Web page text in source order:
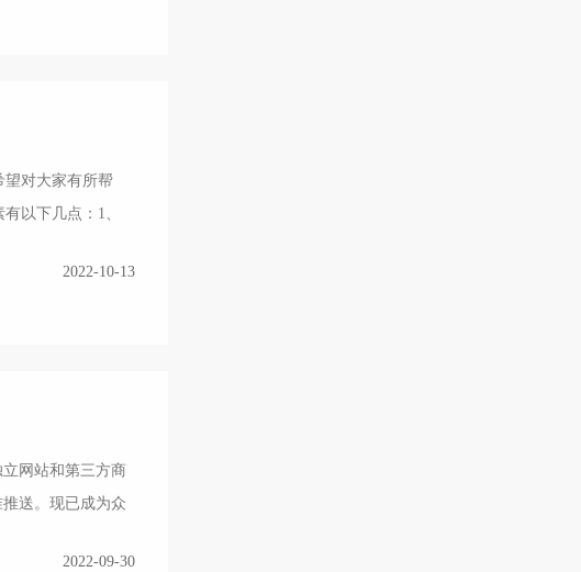
望对大家有所帮
以下几点：1、
2022-10-13
网站和第三方商
送。现已成为众
2022-09-30